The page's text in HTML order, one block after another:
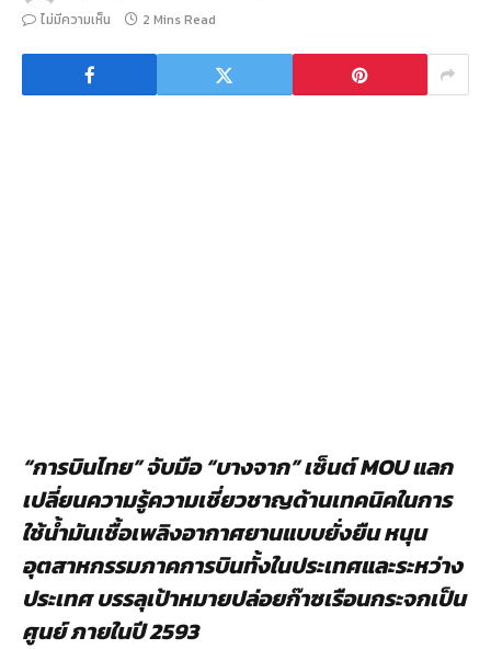
ไม่มีความเห็น
2 Mins Read
“การบินไทย” จับมือ “บางจาก” เซ็นต์ MOU แลก
เปลี่ยนความรู้ความเชี่ยวชาญด้านเทคนิคในการ
ใช้น้ำมันเชื้อเพลิงอากาศยานแบบยั่งยืน หนุน
อุตสาหกรรมภาคการบินทั้งในประเทศและระหว่าง
ประเทศ บรรลุเป้าหมายปล่อยก๊าซเรือนกระจกเป็น
ศูนย์ ภายในปี 2593